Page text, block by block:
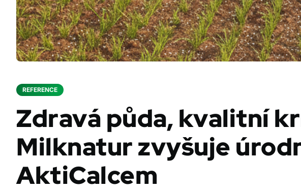
REFERENCE
Zdravá půda, kvalitní
Milknatur zvyšuje
AktiCalcem